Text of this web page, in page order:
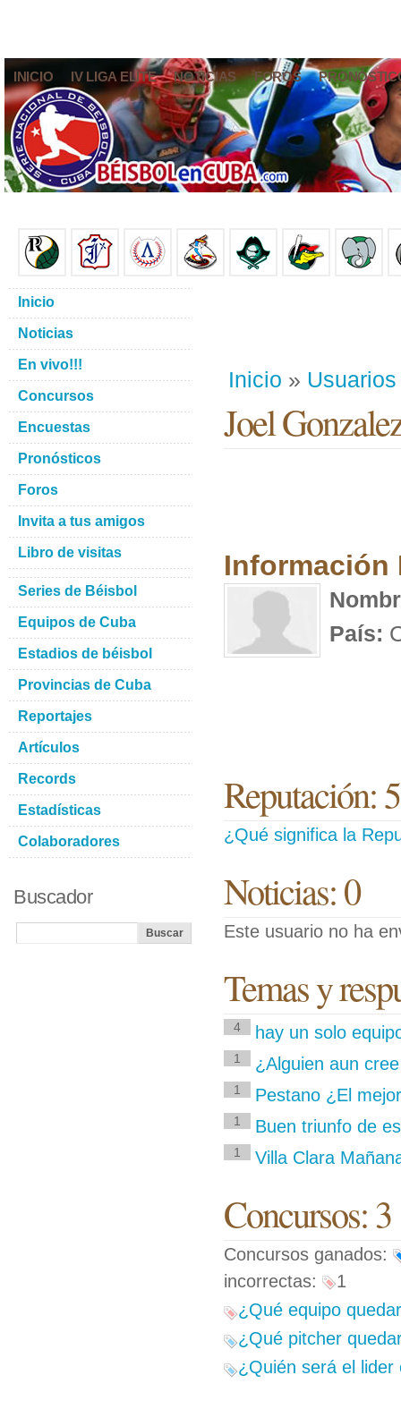
INICIO IV LIGA ELITE NOTICIAS FOROS
Inicio » Usuarios
Joel
Información
País:
Reputación:
¿Qué significa la
Noticias: 0
Este usuario no ha
Temas y
4 hay un solo
1 ¿Alguien aun
1 Pestano ¿El
1 Buen triunfo de
1 Villa Clara
Concursos: 3
Concursos ganados:
incorrectas:
1
¿Qué equipo
¿Qué pitcher
¿Quién será el lider
Inicio
Noticias
En vivo!!!
Concursos
Encuestas
Pronósticos
Foros
Invita a tus amigos
Libro de visitas
Series de Béisbol
Equipos de Cuba
Estadios de béisbol
Provincias de Cuba
Reportajes
Artículos
Records
Estadísticas
Colaboradores
Buscador